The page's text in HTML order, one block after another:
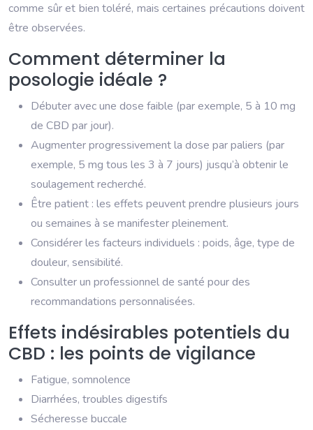
comme sûr et bien toléré, mais certaines précautions doivent
être observées.
Comment déterminer la
posologie idéale ?
Débuter avec une dose faible (par exemple, 5 à 10 mg
de CBD par jour).
Augmenter progressivement la dose par paliers (par
exemple, 5 mg tous les 3 à 7 jours) jusqu’à obtenir le
soulagement recherché.
Être patient : les effets peuvent prendre plusieurs jours
ou semaines à se manifester pleinement.
Considérer les facteurs individuels : poids, âge, type de
douleur, sensibilité.
Consulter un professionnel de santé pour des
recommandations personnalisées.
Effets indésirables potentiels du
CBD : les points de vigilance
Fatigue, somnolence
Diarrhées, troubles digestifs
Sécheresse buccale